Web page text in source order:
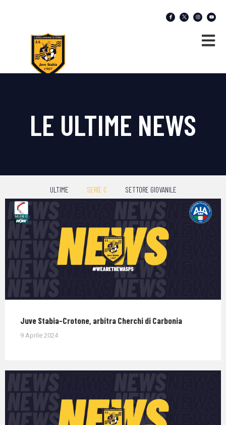
LE ULTIME NEWS
ULTIME SERIE C SETTORE GIOVANILE
Juve Stabia-Crotone, arbitra Cherchi di Carbonia
9 Aprile 2024